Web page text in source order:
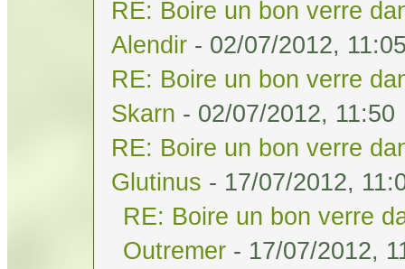
RE: Boire un bon verre
Alendir - 02/07/2012,
RE: Boire un bon verre
Skarn - 02/07/2012, 11:50
RE: Boire un bon verre
Glutinus - 17/07/2012,
RE: Boire un bon verre
Outremer - 17/07/2012,